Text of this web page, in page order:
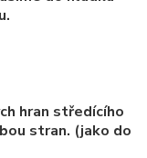
hran středícího
stran. (jako do